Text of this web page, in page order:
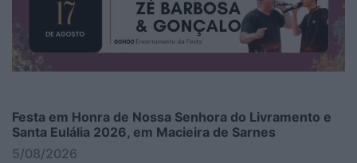
Festa em Honra de Nossa Senhora do Livramento e
Santa Eulália 2026, em Macieira de Sarnes
5/08/2026